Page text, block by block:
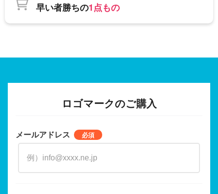
早い者勝ちの1点もの
ロゴマークのご購入
メールアドレス